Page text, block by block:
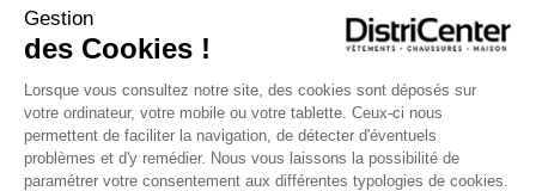
Gestion
des Cookies !
Lorsque vous consultez notre site, des cookies sont déposés sur
votre ordinateur, votre mobile ou votre tablette. Ceux-ci nous
permettent de faciliter la navigation, de détecter d'éventuels
problèmes et d'y remédier. Nous vous laissons la possibilité de
paramétrer votre consentement aux différentes typologies de cookies.
Pour un style décontracté, rien de tel qu'un sweat homme. Une multitude de choix
s'offre à vous : uni ou imprimé, avec ou sans capuche, les sweats homme se
déclinent dans une variété de styles. Le sweat à capuche est pratique pour la mi-
saison, tandis que le sweat col rond sans capuche ou le sweat imprimé sont très
détails tels que les manches, le coloris, le col, ou encore la matière. En outre, le
sweat homme, malgré sa simplicité, peut être décliné de nombreuses façons pour un
look toujours au goût du jour. N'oubliez pas de jeter un œil à nos polaires disponibles
sur notre site !
Les polaires pour affronter le froid hivernal :